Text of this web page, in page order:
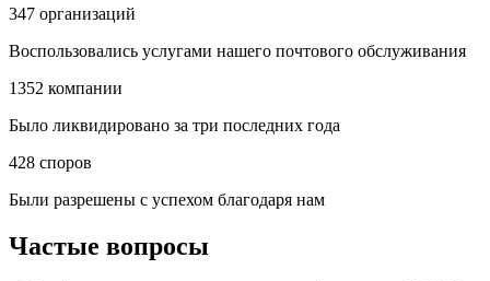
347 организаций
Воспользовались услугами нашего почтового обслуживания
1352 компании
Было ликвидировано за три последних года
428 споров
Были разрешены с успехом благодаря нам
Частые вопросы